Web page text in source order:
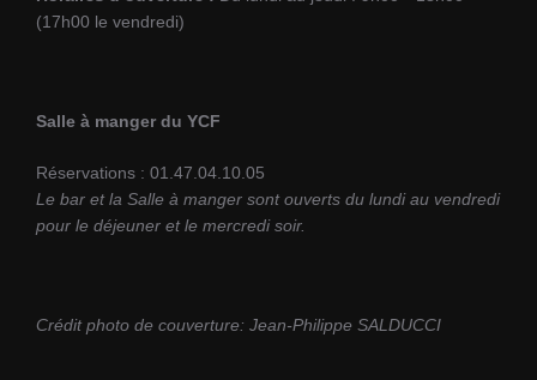
(17h00 le vendredi)
Salle à manger du YCF
Réservations : 01.47.04.10.05
Le bar et la Salle à manger sont ouverts du lundi au vendredi
pour le déjeuner et le mercredi soir.
Crédit photo de couverture: Jean-Philippe SALDUCCI